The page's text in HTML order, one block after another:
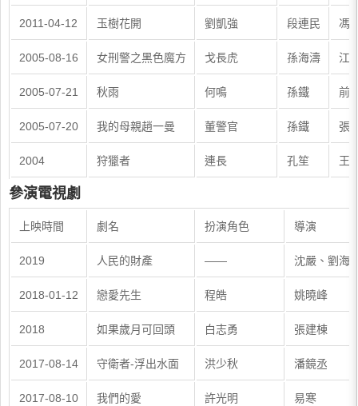
2011-04-12 玉樹花開 劉凱強 段連民 馮
2005-08-16 女刑警之黑色魔方 戈長虎 孫海濤 江
2005-07-21 秋雨 何鳴 孫鐵 前
2005-07-20 我的母親趙一曼 董警官 孫鐵 張
2004 狩獵者 連長 孔笙 王
參演電視劇
上映時間 劇名 扮演角色 導演
2019 人民的財產 —— 沈嚴、劉海
2018-01-12 戀愛先生 程皓 姚曉峰
2018 如果歲月可回頭 白志勇 張建棟
2017-08-14 守衛者-浮出水面 洪少秋 潘鏡丞
2017-08-10 我們的愛 許光明 易寒